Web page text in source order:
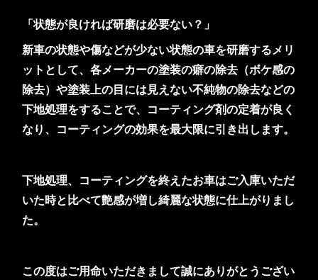
「状態が良ければ研磨は必要ない？」
新車の状態や傷などが少ない状態の車を研磨するメリ
ットとして、各メーカーの塗装の癖の除去（ボケ感の
除去）や塗装上の目には見えない不純物の除去などの
下地処理をすることで、コーティング剤の定着が良く
なり、コーティングの効果を最大限に引き出します。
下地処理、コーティングを終えたお車はご入庫いただ
いた時と比べて艶感が増し綺麗な状態に仕上がりまし
た。
この度はご用命いただきまして誠にありがとうござい